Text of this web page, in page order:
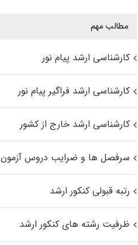
مطالب مهم
کارشناسی ارشد پیام نور
کارشناسی ارشد فراگیر پیام نور
کارشناسی ارشد خارج از کشور
سرفصل ها و ضرایب دروس آزمون
رتبه قبولی کنکور ارشد
ظرفیت رشته های کنکور ارشد